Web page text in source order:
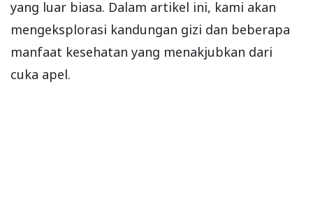
yang luar biasa. Dalam artikel ini, kami akan
mengeksplorasi kandungan gizi dan beberapa
manfaat kesehatan yang menakjubkan dari
cuka apel.